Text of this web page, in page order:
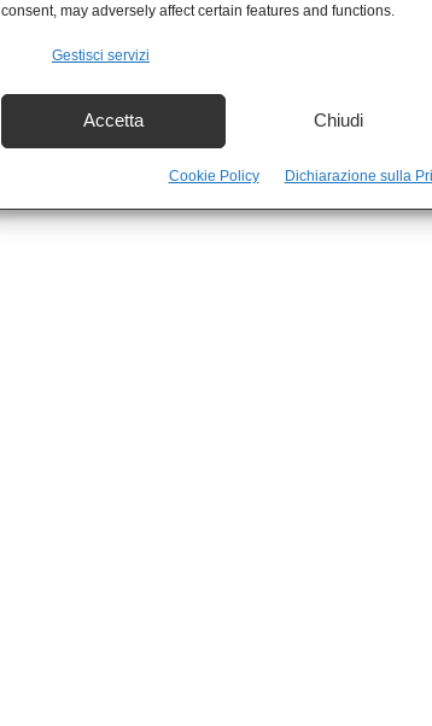
consent, may adversely affect certain features and functions.
Gestisci servizi
Accetta Chiudi
Cookie Policy Dichiarazione sulla